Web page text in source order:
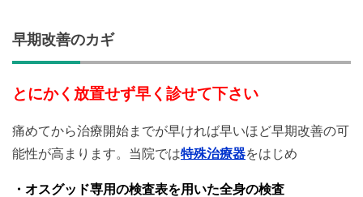
早期改善のカギ
とにかく放置せず早く診せて下さい
痛めてから治療開始までが早ければ早いほど早期改善の可
能性が高まります。当院では特殊治療器をはじめ
・オスグッド専用の検査表を用いた全身の検査